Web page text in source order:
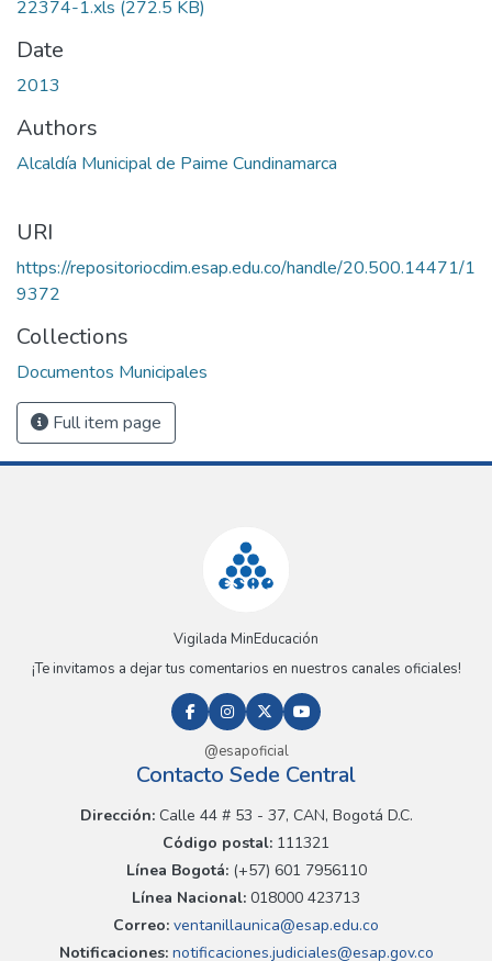
22374-1.xls (272.5 KB)
Date
2013
Authors
Alcaldía Municipal de Paime Cundinamarca
URI
https://repositoriocdim.esap.edu.co/handle/20.500.14471/1
9372
Collections
Documentos Municipales
Full item page
Vigilada MinEducación
¡Te invitamos a dejar tus comentarios en nuestros canales oficiales!
@esapoficial
Contacto Sede Central
Dirección:Calle 44 # 53 - 37, CAN, Bogotá D.C.
Código postal: 111321
Línea Bogotá:(+57) 601 7956110
Línea Nacional: 018000 423713
Correo: ventanillaunica@esap.edu.co
Notificaciones:notificaciones.judiciales@esap.gov.co